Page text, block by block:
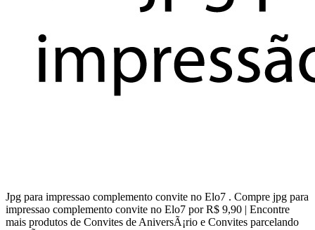
Jpg para impressao complemento convite no Elo7 . Compre jpg para
impressao complemento convite no Elo7 por R$ 9,90 | Encontre
mais produtos de Convites de AniversÃ¡rio e Convites parcelando